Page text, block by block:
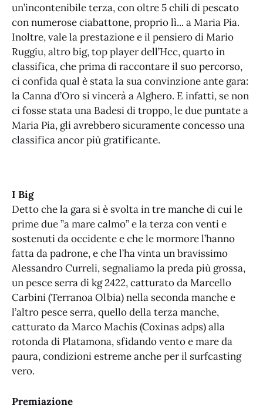
un’incontenibile terza, con oltre 5 chili di pescato
con numerose ciabattone, proprio lì... a Maria Pia.
Inoltre, vale la prestazione e il pensiero di Mario
Ruggiu, altro big, top player dell’Hcc, quarto in
classifica, che prima di raccontare il suo percorso,
ci confida qual è stata la sua convinzione ante gara:
la Canna d’Oro si vincerà a Alghero. E infatti, se non
ci fosse stata una Badesi di troppo, le due puntate a
Maria Pia, gli avrebbero sicuramente concesso una
classifica ancor più gratificante.
I Big
Detto che la gara si è svolta in tre manche di cui le
prime due ”a mare calmo” e la terza con venti e
sostenuti da occidente e che le mormore l’hanno
fatta da padrone, e che l’ha vinta un bravissimo
Alessandro Curreli, segnaliamo la preda più grossa,
un pesce serra di kg 2422, catturato da Marcello
Carbini (Terranoa Olbia) nella seconda manche e
l’altro pesce serra, quello della terza manche,
catturato da Marco Machis (Coxinas adps) alla
rotonda di Platamona, sfidando vento e mare da
paura, condizioni estreme anche per il surfcasting
vero.
Premiazione